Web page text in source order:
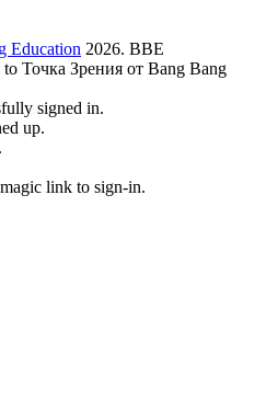
Education 2026. BBE
Точка Зрения от Bang Bang
signed in.
up.
link to sign-in.